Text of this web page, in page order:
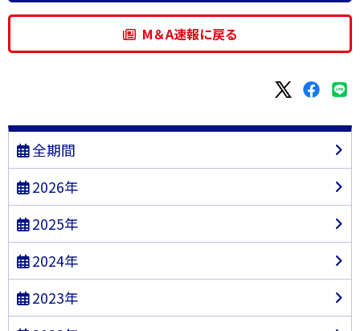
M＆A速報に戻る
全期間
2026年
2025年
2024年
2023年